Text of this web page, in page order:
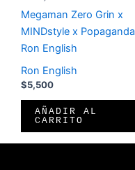
Megaman Zero Grin x
MINDstyle x Popaganda
Ron English
Ron English
$5,500
AÑADIR AL
CARRITO